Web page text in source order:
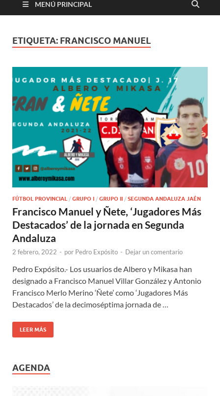
MENÚ PRINCIPAL
ETIQUETA: FRANCISCO MANUEL
FÚTBOL PROVINCIAL / GRUPO I / GRUPO II / SEGUNDA ANDALUZA JAÉN
Francisco Manuel y Ñete, ‘Jugadores Más
Destacados’ de la jornada en Segunda
Andaluza
2 febrero, 2022 - por Pedro Expósito - Dejar un comentario
Pedro Expósito.- Los usuarios de Albero y Mikasa han
designado a Francisco Manuel Villar González y Antonio
Francisco Merlo Merino ‘Ñete’ como ‘Jugadores Más
Destacados’ de la decimoséptima jornada de …
LEER MÁS
AGENDA